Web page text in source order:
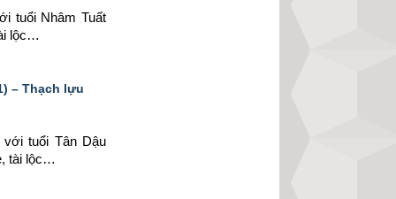
tuổi Nhâm Tuất
lộc…
– Thạch lựu
với tuổi Tân Dậu
tài lộc…